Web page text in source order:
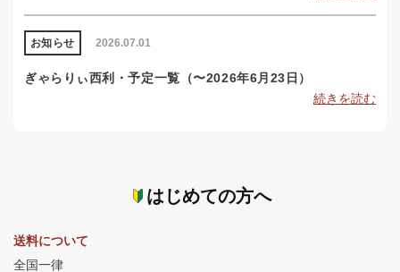
2026.07.01
お知らせ
ぎゃらりぃ西利・予定一覧（〜2026年6月23日）
続きを読む
はじめての方へ
送料について
全国一律